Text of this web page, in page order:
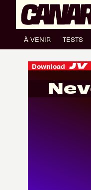
À VENIR TESTS
Download